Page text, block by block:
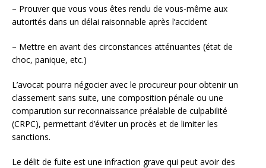
– Prouver que vous vous êtes rendu de vous-même aux
autorités dans un délai raisonnable après l’accident
– Mettre en avant des circonstances atténuantes (état de
choc, panique, etc.)
L’avocat pourra négocier avec le procureur pour obtenir un
classement sans suite, une composition pénale ou une
comparution sur reconnaissance préalable de culpabilité
(CRPC), permettant d’éviter un procès et de limiter les
sanctions.
Le délit de fuite est une infraction grave qui peut avoir des